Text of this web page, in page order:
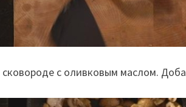
с оливковым маслом.